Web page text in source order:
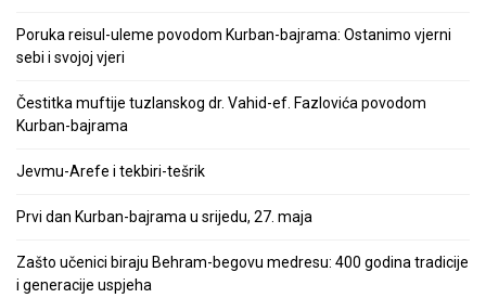
Poruka reisul-uleme povodom Kurban-bajrama: Ostanimo vjerni
sebi i svojoj vjeri
Čestitka muftije tuzlanskog dr. Vahid-ef. Fazlovića povodom
Kurban-bajrama
Jevmu-Arefe i tekbiri-tešrik
Prvi dan Kurban-bajrama u srijedu, 27. maja
Zašto učenici biraju Behram-begovu medresu: 400 godina tradicije
i generacije uspjeha